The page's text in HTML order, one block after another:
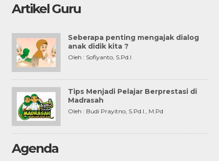
Artikel Guru
Seberapa penting mengajak dialog
anak didik kita ?
Oleh : Sofiyanto, S.Pd.I
Tips Menjadi Pelajar Berprestasi di
Madrasah
Oleh : Budi Prayitno, S.Pd.I., M.Pd
Agenda